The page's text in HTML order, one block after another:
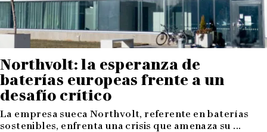
Northvolt: la esperanza de
baterías europeas frente a un
desafío crítico
La empresa sueca Northvolt, referente en baterías
sostenibles, enfrenta una crisis que amenaza su ...